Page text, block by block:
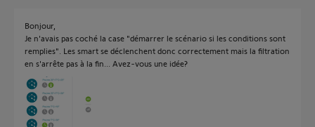
Bonjour,
Je n'avais pas coché la case "démarrer le scénario si les conditions sont
remplies". Les smart se déclenchent donc correctement mais la filtration
en s'arrête pas à la fin... Avez-vous une idée?